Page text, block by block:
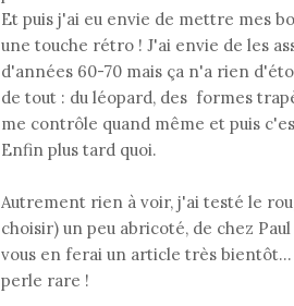
Et puis j'ai eu envie de mettre mes
une touche rétro ! J'ai envie de les
d'années 60-70 mais ça n'a rien
de tout : du léopard, des formes
me contrôle quand même et puis
Enfin plus tard quoi.
Autrement rien à voir, j'ai testé le
choisir) un peu abricoté, de chez
vous en ferai un article très
perle rare !